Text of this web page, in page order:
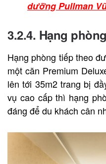
dưỡng Pullman
3.2.4. Hạng
Hạng phòng tiếp theo
một căn Premium
lên tới 35m2 trang bị
vụ cao cấp thì hạng
đáng để du khách cân